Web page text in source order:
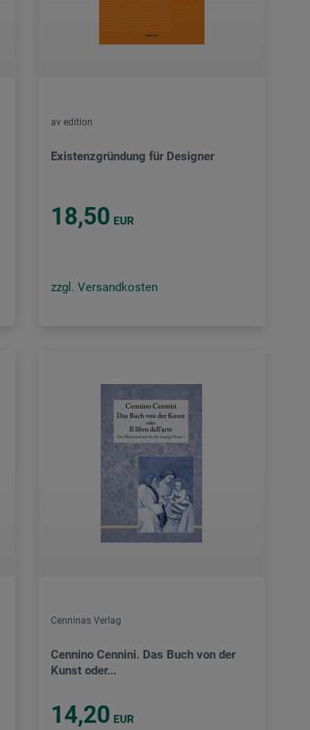
av edition
Existenzgründung für Designer
18,50 EUR
zzgl. Versandkosten
Cenninas Verlag
Cennino Cennini. Das Buch von der
Kunst oder...
14,20 EUR